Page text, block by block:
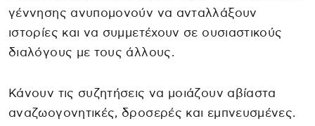
γέννησης ανυπομονούν να ανταλλάξουν
ιστορίες και να συμμετέχουν σε ουσιαστικούς
διαλόγους με τους άλλους.
Κάνουν τις συζητήσεις να μοιάζουν αβίαστα
αναζωογονητικές, δροσερές και εμπνευσμένες.